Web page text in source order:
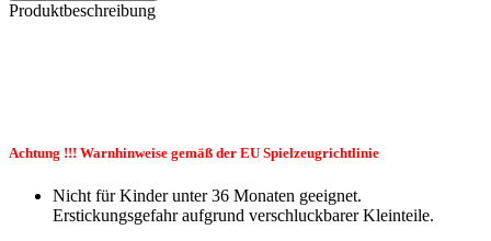
Produktbeschreibung
Achtung !!! Warnhinweise gemäß der EU Spielzeugrichtlinie
Nicht für Kinder unter 36 Monaten geeignet.
Erstickungsgefahr aufgrund verschluckbarer Kleinteile.